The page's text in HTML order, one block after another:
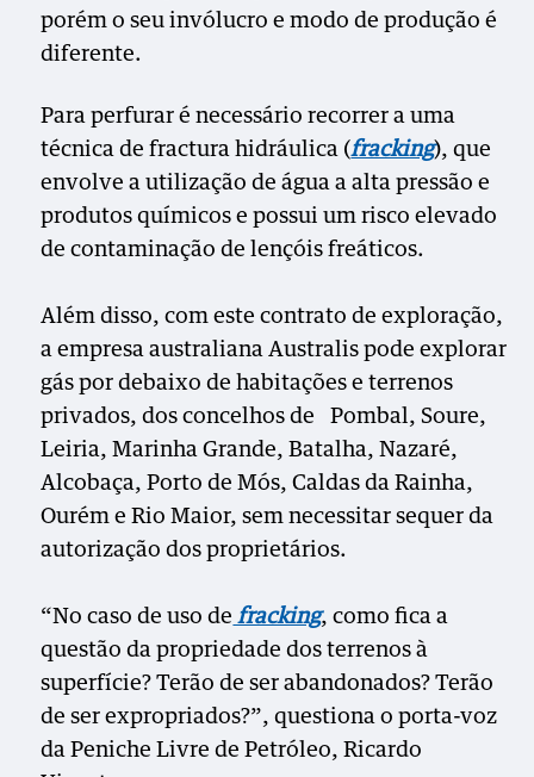
porém o seu invólucro e modo de produção é
diferente.
Para perfurar é necessário recorrer a uma
técnica de fractura hidráulica (fracking), que
envolve a utilização de água a alta pressão e
produtos químicos e possui um risco elevado
de contaminação de lençóis freáticos.
Além disso, com este contrato de exploração,
a empresa australiana Australis pode explorar
gás por debaixo de habitações e terrenos
privados, dos concelhos de Pombal, Soure,
Leiria, Marinha Grande, Batalha, Nazaré,
Alcobaça, Porto de Mós, Caldas da Rainha,
Ourém e Rio Maior, sem necessitar sequer da
autorização dos proprietários.
“No caso de uso de fracking, como fica a
questão da propriedade dos terrenos à
superfície? Terão de ser abandonados? Terão
de ser expropriados?”, questiona o porta-voz
da Peniche Livre de Petróleo, Ricardo